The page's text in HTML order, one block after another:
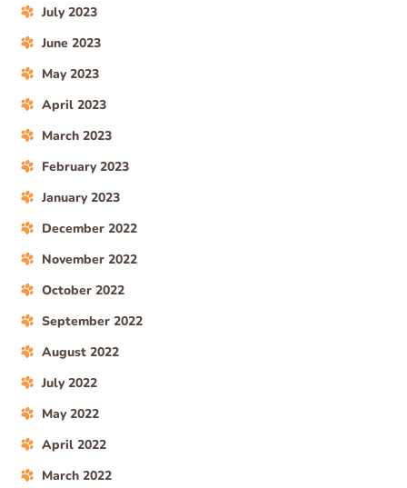
July 2023
June 2023
May 2023
April 2023
March 2023
February 2023
January 2023
December 2022
November 2022
October 2022
September 2022
August 2022
July 2022
May 2022
April 2022
March 2022